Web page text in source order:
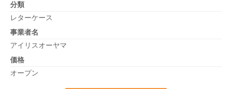
分類
レターケース
事業者名
アイリスオーヤマ
価格
オープン